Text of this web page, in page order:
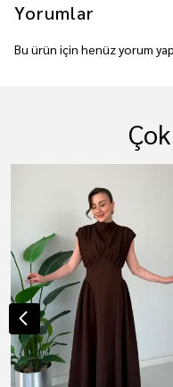
Yorumlar
Bu ürün için henüz yorum